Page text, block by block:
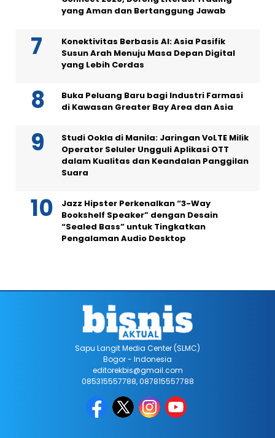
yang Aman dan Bertanggung Jawab
Konektivitas Berbasis AI: Asia Pasifik
Susun Arah Menuju Masa Depan Digital
yang Lebih Cerdas
Buka Peluang Baru bagi Industri Farmasi
di Kawasan Greater Bay Area dan Asia
Studi Ookla di Manila: Jaringan VoLTE Milik
Operator Seluler Ungguli Aplikasi OTT
dalam Kualitas dan Keandalan Panggilan
Suara
Jazz Hipster Perkenalkan “3-Way
Bookshelf Speaker” dengan Desain
“Sealed Bass” untuk Tingkatkan
Pengalaman Audio Desktop
Sapu Langit Media Center (SLMC)
Bogor - Indonesia
editorekbis@gmail.com
085315557788, 087815557788